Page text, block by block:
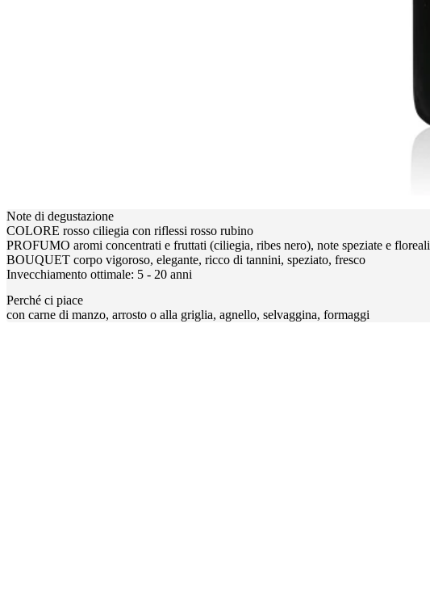
Note di degustazione
COLORE rosso ciliegia con riflessi rosso rubino
PROFUMO aromi concentrati e fruttati (ciliegia, ribes nero), note speziate e floreali
BOUQUET corpo vigoroso, elegante, ricco di tannini, speziato, fresco
Invecchiamento ottimale: 5 - 20 anni
Perché ci piace
con carne di manzo, arrosto o alla griglia, agnello, selvaggina, formaggi